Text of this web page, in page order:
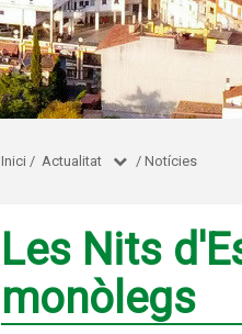
Inici / Actualitat / Notícies
Les Nits
monòlegs